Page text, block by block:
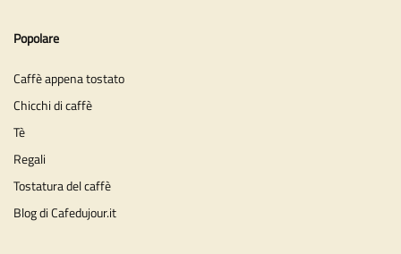
Popolare
Caffè appena tostato
Chicchi di caffè
Tè
Regali
Tostatura del caffè
Blog di Cafedujour.it